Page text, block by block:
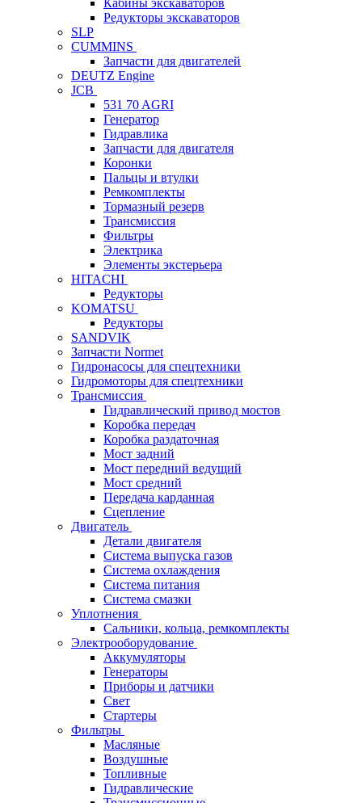
Кабины экскаваторов
Редукторы экскаваторов
SLP
CUMMINS
Запчасти для двигателей
DEUTZ Engine
JCB
531 70 AGRI
Генератор
Гидравлика
Запчасти для двигателя
Коронки
Пальцы и втулки
Ремкомплекты
Тормазный резерв
Трансмиссия
Фильтры
Электрика
Элементы экстерьера
HITACHI
Редукторы
KOMATSU
Редукторы
SANDVIK
Запчасти Normet
Гидронасосы для спецтехники
Гидромоторы для спецтехники
Трансмиссия
Гидравлический привод мостов
Коробка передач
Коробка раздаточная
Мост задний
Мост передний ведущий
Мост средний
Передача карданная
Сцепление
Двигатель
Детали двигателя
Система выпуска газов
Система охлаждения
Система питания
Система смазки
Уплотнения
Сальники, кольца, ремкомплекты
Электрооборудование
Аккумуляторы
Генераторы
Приборы и датчики
Свет
Стартеры
Фильтры
Масляные
Воздушные
Топливные
Гидравлические